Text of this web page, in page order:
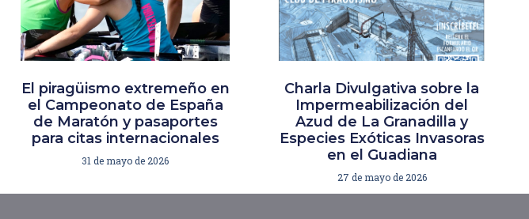
El piragüismo extremeño en
el Campeonato de España
de Maratón y pasaportes
para citas internacionales
31 de mayo de 2026
Charla Divulgativa sobre la
Impermeabilización del
Azud de La Granadilla y
Especies Exóticas Invasoras
en el Guadiana
27 de mayo de 2026